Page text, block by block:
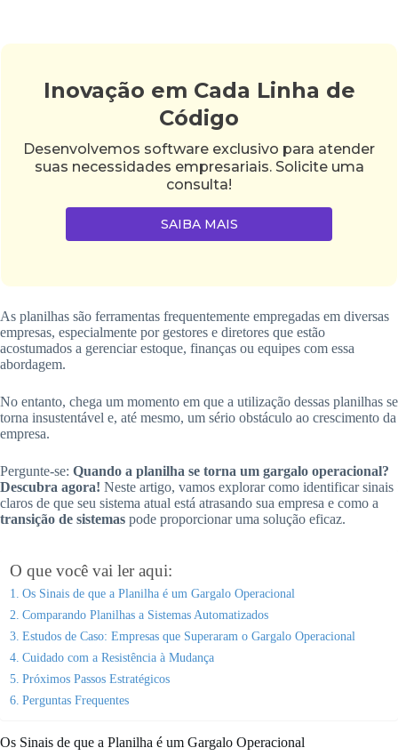
Inovação em Cada Linha de
Código
Desenvolvemos software exclusivo para atender
suas necessidades empresariais. Solicite uma
consulta!
SAIBA MAIS
As planilhas são ferramentas frequentemente empregadas em diversas
empresas, especialmente por gestores e diretores que estão
acostumados a gerenciar estoque, finanças ou equipes com essa
abordagem.
No entanto, chega um momento em que a utilização dessas planilhas se
torna insustentável e, até mesmo, um sério obstáculo ao crescimento da
empresa.
Pergunte-se: Quando a planilha se torna um gargalo operacional?
Descubra agora! Neste artigo, vamos explorar como identificar sinais
claros de que seu sistema atual está atrasando sua empresa e como a
transição de sistemas pode proporcionar uma solução eficaz.
O que você vai ler aqui:
Os Sinais de que a Planilha é um Gargalo Operacional
Comparando Planilhas a Sistemas Automatizados
Estudos de Caso: Empresas que Superaram o Gargalo Operacional
Cuidado com a Resistência à Mudança
Próximos Passos Estratégicos
Perguntas Frequentes
Os Sinais de que a Planilha é um Gargalo Operacional